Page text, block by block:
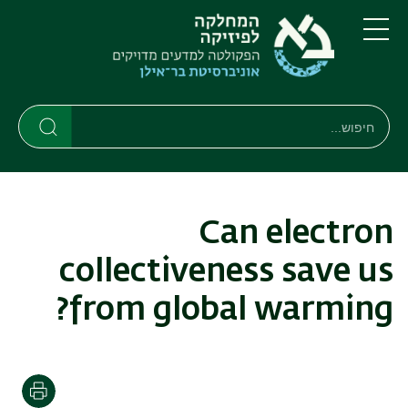
דילוג
לתוכן
העיקרי
דילוג
לתפריט
ניווט
ראשי
תפריט
חיפוש
חיפוש
Can electron
collectiveness save us
from global warming?